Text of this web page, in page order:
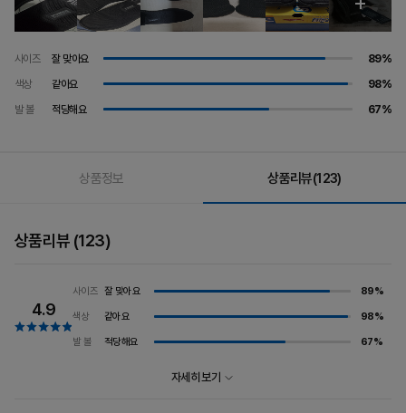
사이즈 잘 맞아요
89%
색상
같아요
98%
발 볼
적당해요 67%
상품정보 상품리뷰(123)
상품리뷰 (123)
4.9
사이즈 잘 맞아요 89%
색상 같아요 98%
발 볼 적당해요 67%
자세히 보기